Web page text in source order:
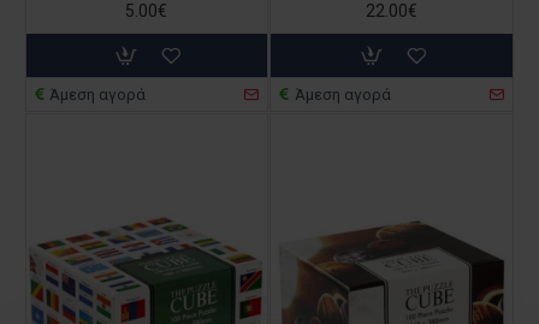
5.00€
Άμεση αγορά
22.00€
Άμεση αγορά